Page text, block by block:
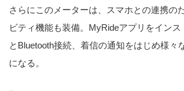
さらにこのメーターは、スマホとの連携の
ビティ機能も装備。MyRideアプリをイン
とBluetooth接続、着信の通知をはじめ様々
になる。